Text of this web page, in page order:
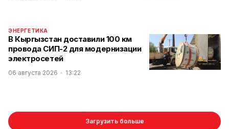
ЭНЕРГЕТИКА
В Кыргызстан доставили 100 км
провода СИП-2 для модернизации
электросетей
06 августа 2026 13:22
Загрузить больше